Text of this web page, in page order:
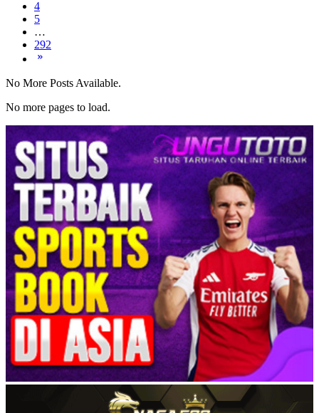
4
5
…
292
No More Posts Available.
No more pages to load.